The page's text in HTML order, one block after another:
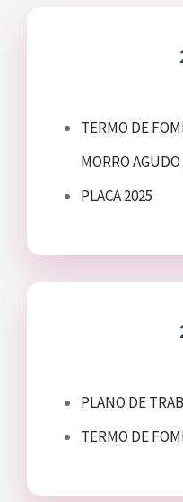
TERMO DE
MORRO
PLACA 2025
PLANO DE
TERMO DE